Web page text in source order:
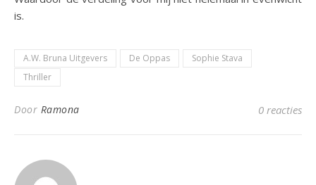
is.
A.W. Bruna Uitgevers De Oppas
Sophie Stava
Thriller
Door Ramona 0 reacties